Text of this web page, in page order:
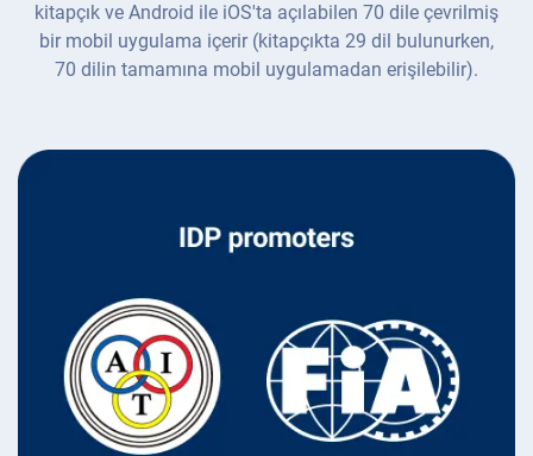
kitapçık ve Android ile iOS'ta açılabilen 70 dile çevrilmiş
bir mobil uygulama içerir (kitapçıkta 29 dil bulunurken,
70 dilin tamamına mobil uygulamadan erişilebilir).